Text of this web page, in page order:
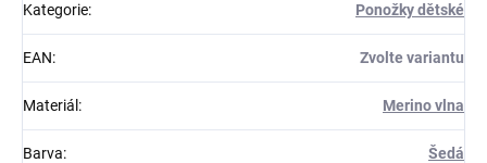
Kategorie: Ponožky dětské
EAN: Zvolte variantu
Materiál : Merino vlna
Barva: Šedá